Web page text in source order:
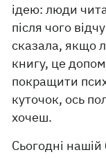
ідею: люди
після чого
сказала, якщо
книгу, це
покращити
куточок, ось
хочеш.
Сьогодні нашій